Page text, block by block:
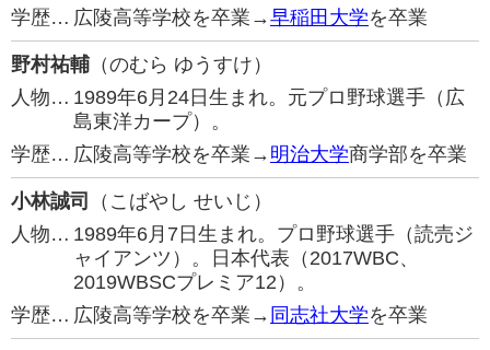
学歴… 広陵高等学校を卒業→早稲田大学を卒業
野村祐輔 （のむら ゆうすけ）
人物… 1989年6月24日生まれ。元プロ野球選手（広
島東洋カープ）。
学歴… 広陵高等学校を卒業→ 明治大学商学部を卒業
小林誠司
（こばやし せいじ）
人物… 1989年6月7日生まれ。プロ野球選手（読売ジ
ャイアンツ）。日本代表（2017WBC、
2019WBSCプレミア12）。
学歴… 広陵高等学校を卒業→ 同志社大学を卒業